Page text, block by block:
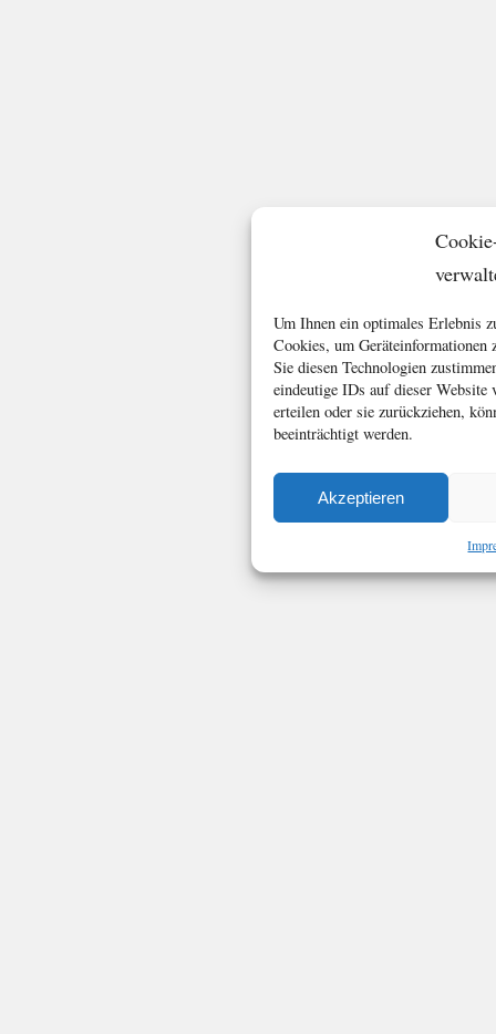
Um Ihnen ein optimales Erlebnis
Cookies, um Geräteinformationen
Sie diesen Technologien
eindeutige IDs auf dieser
erteilen oder sie zurückziehen,
beeinträchtigt werden.
Akzeptieren